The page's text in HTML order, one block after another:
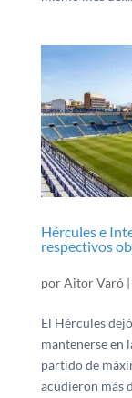
Hércules e
respectivos
porAitor Varó|
El Hércules
mantenerse en
partido de
acudieron más